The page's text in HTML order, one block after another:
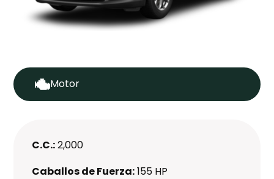
Motor
C.C.:2,000
Caballos de Fuerza:155 HP